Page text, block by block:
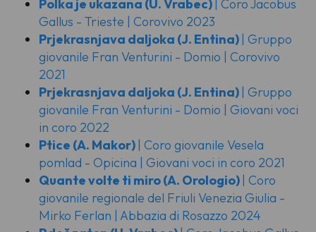
Polka je ukazana (U. Vrabec) | Coro Jacobus
Gallus - Trieste | Corovivo 2023
Prjekrasnjava daljoka (J. Entina) | Gruppo
giovanile Fran Venturini - Domio | Corovivo
2021
Prjekrasnjava daljoka (J. Entina) | Gruppo
giovanile Fran Venturini - Domio | Giovani voci
in coro 2022
Ptice (A. Makor) | Coro giovanile Vesela
pomlad - Opicina | Giovani voci in coro 2021
Quante volte ti miro(A. Orologio) | Coro
giovanile regionale del Friuli Venezia Giulia -
Mirko Ferlan | Abbazia di Rosazzo 2024